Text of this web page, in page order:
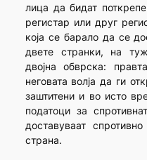
лица да бидат
регистар или друг
која се барало да се
двете странки, на
двојна обврска:
неговата волја да ги
заштитени и во исто
податоци за
доставуваат
страна.